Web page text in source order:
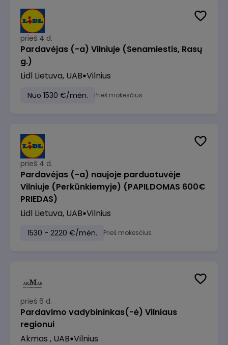
prieš 4 d.
Pardavėjas (-a) Vilniuje (Senamiestis, Rasų
g.)
Lidl Lietuva, UAB Vilnius
Nuo 1530 €/mėn. Prieš mokesčius
prieš 4 d.
Pardavėjas (-a) naujoje parduotuvėje
Vilniuje (Perkūnkiemyje) (PAPILDOMAS 600€
PRIEDAS)
Lidl Lietuva, UAB Vilnius
1530 - 2220 €/mėn. Prieš mokesčius
prieš 6 d.
Pardavimo vadybininkas(-ė) Vilniaus
regionui
Akmas , UAB Vilnius